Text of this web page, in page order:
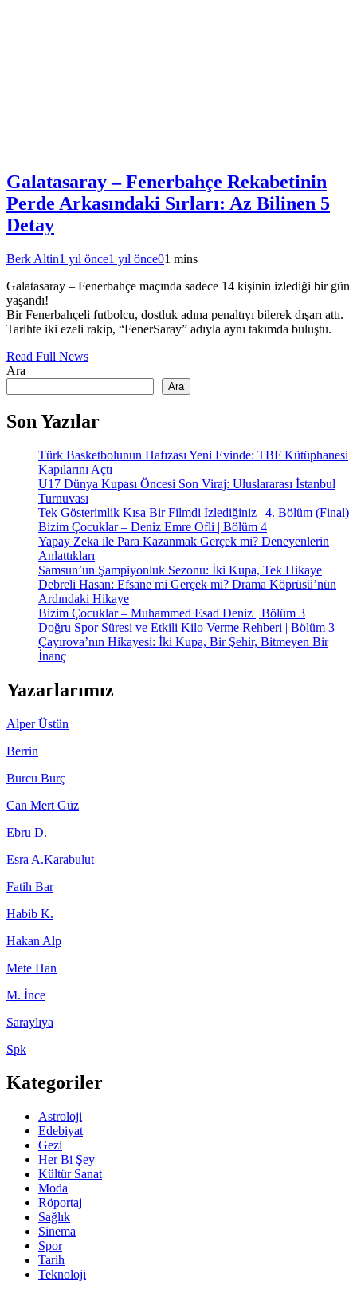
Galatasaray – Fenerbahçe Rekabetinin
Perde Arkasındaki Sırları: Az Bilinen 5
Detay
Berk Altin1 yıl önce1 yıl önce01 mins
Galatasaray – Fenerbahçe maçında sadece 14 kişinin izlediği bir gün
yaşandı!
Bir Fenerbahçeli futbolcu, dostluk adına penaltıyı bilerek dışarı attı.
Tarihte iki ezeli rakip, “FenerSaray” adıyla aynı takımda buluştu.
Read Full News
Ara
Ara
Son Yazılar
Türk Basketbolunun Hafızası Yeni Evinde: TBF Kütüphanesi
Kapılarını Açtı
U17 Dünya Kupası Öncesi Son Viraj: Uluslararası İstanbul
Turnuvası
Tek Gösterimlik Kısa Bir Filmdi İzlediğiniz | 4. Bölüm (Final)
Bizim Çocuklar – Deniz Emre Ofli | Bölüm 4
Yapay Zeka ile Para Kazanmak Gerçek mi? Deneyenlerin
Anlattıkları
Samsun’un Şampiyonluk Sezonu: İki Kupa, Tek Hikaye
Debreli Hasan: Efsane mi Gerçek mi? Drama Köprüsü’nün
Ardındaki Hikaye
Bizim Çocuklar – Muhammed Esad Deniz | Bölüm 3
Doğru Spor Süresi ve Etkili Kilo Verme Rehberi | Bölüm 3
Çayırova’nın Hikayesi: İki Kupa, Bir Şehir, Bitmeyen Bir
İnanç
Yazarlarımız
Alper Üstün
Berrin
Burcu Burç
Can Mert Güz
Ebru D.
Esra A.Karabulut
Fatih Bar
Habib K.
Hakan Alp
Mete Han
M. İnce
Saraylıya
Spk
Kategoriler
Astroloji
Edebiyat
Gezi
Her Bi Şey
Kültür Sanat
Moda
Röportaj
Sağlık
Sinema
Spor
Tarih
Teknoloji